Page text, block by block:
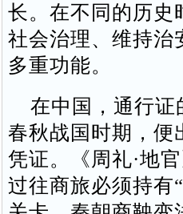
长。在不同的历史
社会治理、维持治
多重功能。
在中国，通行证
春秋战国时期，便
凭证。《周礼·地
过往商旅必须持有